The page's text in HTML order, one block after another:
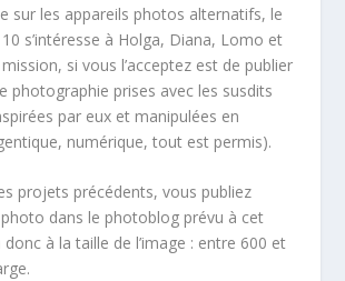
sur les appareils photos alternatifs, le
s’intéresse à Holga, Diana, Lomo et
si vous l’acceptez est de publier
photographie prises avec les susdits
par eux et manipulées en
numérique, tout est permis).
projets précédents, vous publiez
dans le photoblog prévu à cet
à la taille de l’image : entre 600 et